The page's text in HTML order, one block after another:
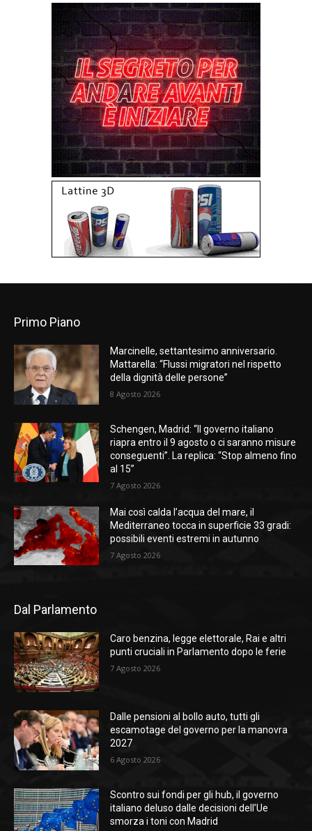
Primo Piano
Marcinelle, settantesimo anniversario.
Mattarella: “Flussi migratori nel rispetto
della dignità delle persone”
8 Agosto 2026
Schengen, Madrid: “Il governo italiano
riapra entro il 9 agosto o ci saranno misure
conseguenti”. La replica: “Stop almeno fino
al 15”
7 Agosto 2026
Mai così calda l’acqua del mare, il
Mediterraneo tocca in superficie 33 gradi:
possibili eventi estremi in autunno
7 Agosto 2026
Dal Parlamento
Caro benzina, legge elettorale, Rai e altri
punti cruciali in Parlamento dopo le ferie
7 Agosto 2026
Dalle pensioni al bollo auto, tutti gli
escamotage del governo per la manovra
2027
6 Agosto 2026
Scontro sui fondi per gli hub, il governo
italiano deluso dalle decisioni dell’Ue
smorza i toni con Madrid